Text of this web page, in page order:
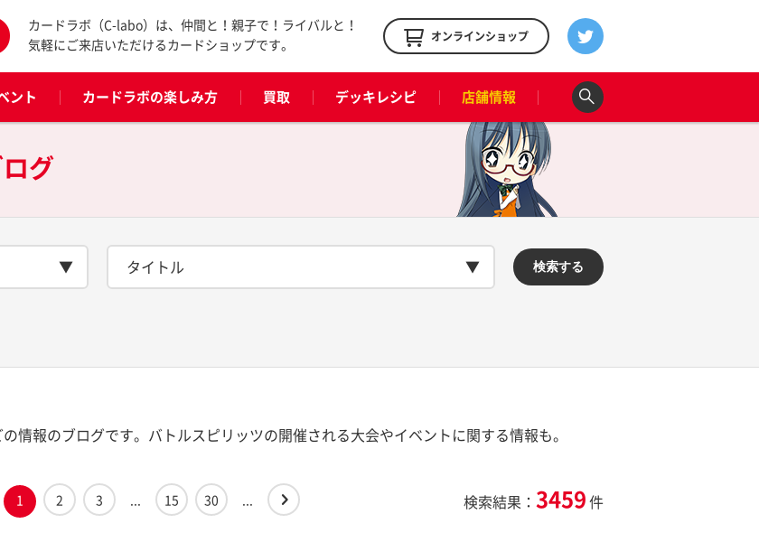
カードラボ（C-labo）は、仲間と！親子で！ライバルと！
気軽にご来店いただけるカードショップです。
オンラインショップ
ント カードラボの楽しみ方 買取 デッキレシピ 店舗情報
グ
タイトル 検索する
情報のブログです。バトルスピリッツの開催される大会やイベントに関する情報も。
1 2 3 ... 15 30 ... 検索結果： 3459件